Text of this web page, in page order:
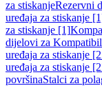
za stiskanjeRezervni
uređaja za stiskanje
za stiskanje [1]
dijelovi za
uređaja za stiskanje
uređaja za stiskanje
površinaStalci za